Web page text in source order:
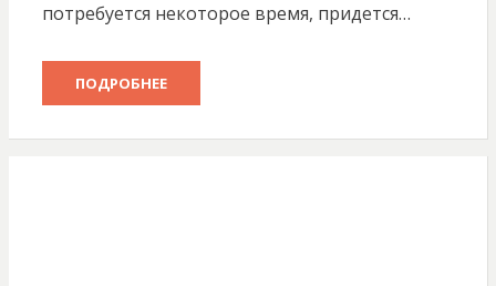
потребуется некоторое время, придется…
ПОДРОБНЕЕ